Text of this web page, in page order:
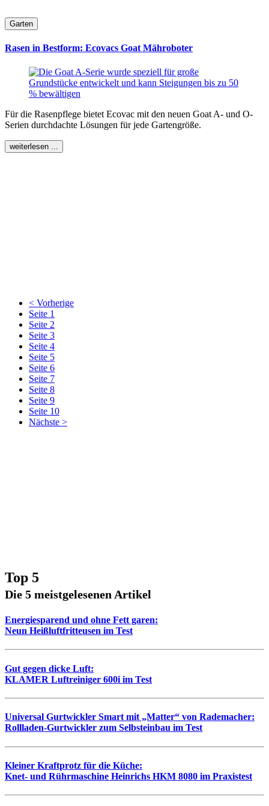
Garten
Rasen in Bestform: Ecovacs Goat Mähroboter
Für die Rasenpflege bietet Ecovac mit den neuen Goat A- und O-
Serien durchdachte Lösungen für jede Gartengröße.
weiterlesen ...
< Vorherige
Seite 1
Seite 2
Seite 3
Seite 4
Seite 5
Seite 6
Seite 7
Seite 8
Seite 9
Seite 10
Nächste >
Top 5
Die 5 meistgelesenen Artikel
Energiesparend und ohne Fett garen:
Neun Heißluftfritteusen im Test
Gut gegen dicke Luft:
KLAMER Luftreiniger 600i im Test
Universal Gurtwickler Smart mit „Matter“ von Rademacher:
Rollladen-Gurtwickler zum Selbsteinbau im Test
Kleiner Kraftprotz für die Küche:
Knet- und Rührmaschine Heinrichs HKM 8080 im Praxistest